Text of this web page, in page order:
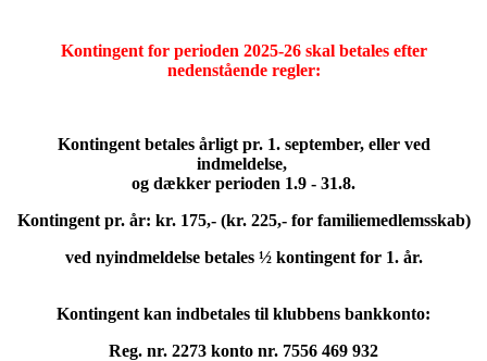
Kontingent for perioden 2025-26 skal betales efter
nedenstående regler:
Kontingent betales årligt pr. 1. september, eller ved
indmeldelse,
og dækker perioden 1.9 - 31.8.
Kontingent pr. år: kr. 175,- (kr. 225,- for familiemedlemsskab)
ved nyindmeldelse betales ½ kontingent for 1. år.
Kontingent kan indbetales til klubbens bankkonto:
Reg. nr. 2273 konto nr. 7556 469 932